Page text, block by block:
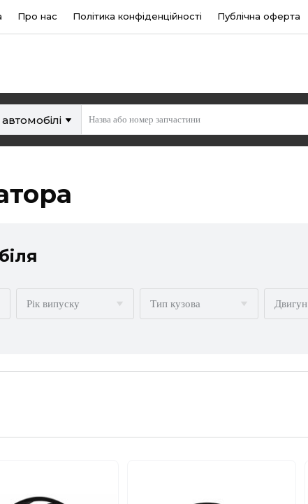
Про нас Політика конфіденційності Публічна оферта
автомобілі
Рік випуску Тип кузова Двигун